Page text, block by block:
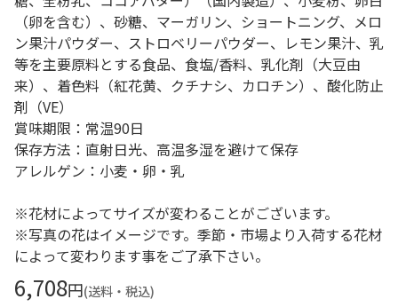
（卵を含む）、砂糖、マーガリン、ショートニング、メロ
ン果汁パウダー、ストロベリーパウダー、レモン果汁、乳
等を主要原料とする食品、食塩/香料、乳化剤（大豆由
来）、着色料（紅花黄、クチナシ、カロチン）、酸化防止
剤（VE）
賞味期限：常温90日
保存方法：直射日光、高温多湿を避けて保存
アレルゲン：小麦・卵・乳
※花材によってサイズが変わることがございます。
※写真の花はイメージです。季節・市場より入荷する花材
によって変わります事をご了承下さい。
6,708円(送料・税込)